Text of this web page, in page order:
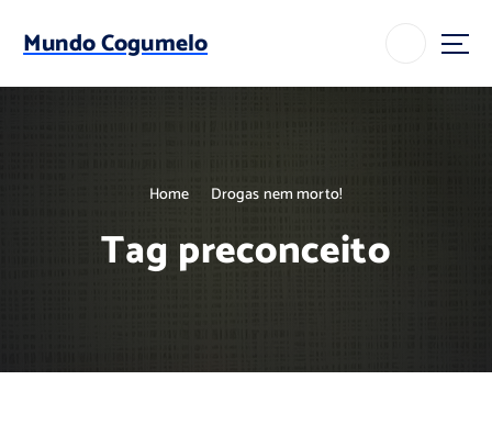
p
Mundo Cogumelo
Home Drogas nem morto!
Tag preconceito